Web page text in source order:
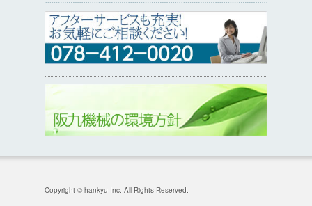
Copyright © hankyu Inc. All Rights Reserved.